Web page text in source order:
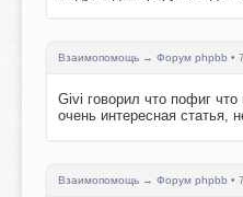
Взаимопомощь → Форум phpbb •
Givi говорил что пофиг
очень интересная статья,
Взаимопомощь → Форум phpbb •